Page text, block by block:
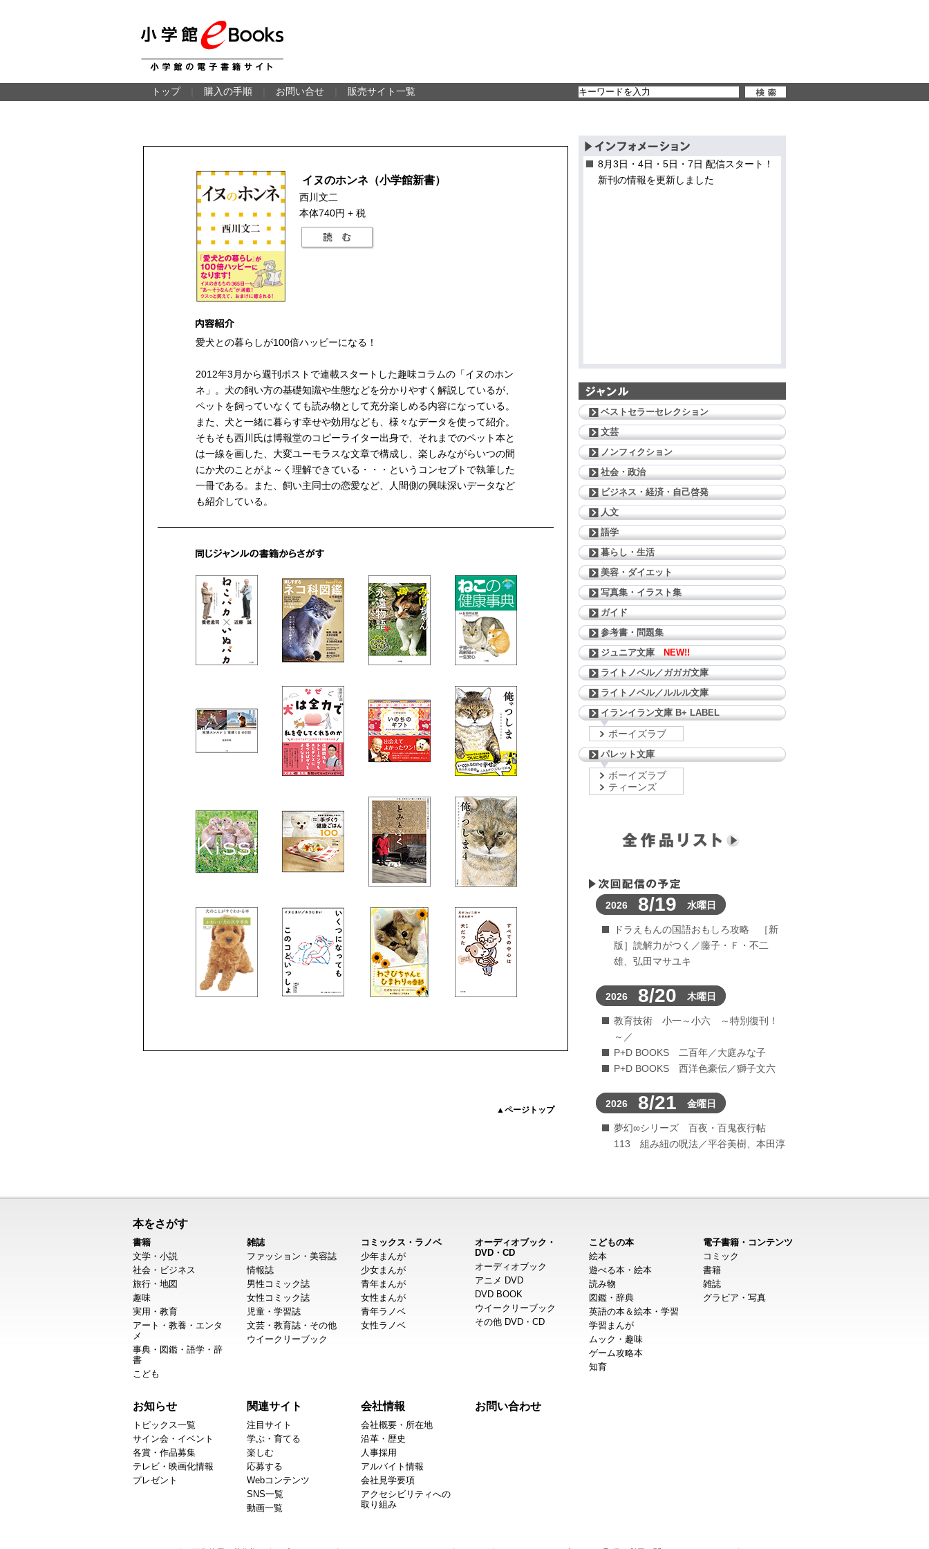
トップ 購入の手順 お問い合せ 販売サイト一覧
イヌのホンネ（小学館新書）
西川文二
本体740円 + 税
愛犬との暮らしが100倍ハッピーになる！
2012年3月から週刊ポストで連載スタートした趣味コラムの「イヌのホン
ネ」。犬の飼い方の基礎知識や生態などを分かりやすく解説しているが、
ペットを飼っていなくても読み物として充分楽しめる内容になっている。
また、犬と一緒に暮らす幸せや効用なども、様々なデータを使って紹介。
そもそも西川氏は博報堂のコピーライター出身で、それまでのペット本と
は一線を画した、大変ユーモラスな文章で構成し、楽しみながらいつの間
にか犬のことがよ～く理解できている・・・というコンセプトで執筆した
一冊である。また、飼い主同士の恋愛など、人間側の興味深いデータなど
も紹介している。
▲ページトップ
8月3日・4日・5日・7日 配信スタート！
新刊の情報を更新しました
ベストセラーセレクション
文芸
ノンフィクション
社会・政治
ビジネス・経済・自己啓発
人文
語学
暮らし・生活
美容・ダイエット
写真集・イラスト集
ガイド
参考書・問題集
ジュニア文庫
NEW!!
ライトノベル／ガガガ文庫
ライトノベル／ルルル文庫
イランイラン文庫 B+ LABEL
ボーイズラブ
パレット文庫
ボーイズラブ
ティーンズ
2026 8/19 水曜日
ドラえもんの国語おもしろ攻略 ［新
版］読解力がつく／藤子・Ｆ・不二
雄、弘田マサユキ
2026 8/20 木曜日
教育技術 小一～小六 ～特別復刊！
～／
P+D BOOKS 二百年／大庭みな子
P+D BOOKS 西洋色豪伝／獅子文六
2026 8/21 金曜日
夢幻∞シリーズ 百夜・百鬼夜行帖
113 組み紐の呪法／平谷美樹、本田淳
本をさがす
書籍
文学・小説
社会・ビジネス
旅行・地図
趣味
実用・教育
アート・教養・エンタ
メ
事典・図鑑・語学・辞
書
こども
雑誌
ファッション・美容誌
情報誌
男性コミック誌
女性コミック誌
児童・学習誌
文芸・教育誌・その他
ウイークリーブック
コミックス・ラノベ
少年まんが
少女まんが
青年まんが
女性まんが
青年ラノベ
女性ラノベ
オーディオブック・
DVD・CD
オーディオブック
アニメ DVD
DVD BOOK
ウイークリーブック
その他 DVD・CD
こどもの本
絵本
遊べる本・絵本
読み物
図鑑・辞典
英語の本＆絵本・学習
学習まんが
ムック・趣味
ゲーム攻略本
知育
電子書籍・コンテンツ
コミック
書籍
雑誌
グラビア・写真
お知らせ
トピックス一覧
サイン会・イベント
各賞・作品募集
テレビ・映画化情報
プレゼント
関連サイト
注目サイト
学ぶ・育てる
楽しむ
応募する
Webコンテンツ
SNS一覧
動画一覧
会社情報
会社概要・所在地
沿革・歴史
人事採用
アルバイト情報
会社見学要項
アクセシビリティへの
取り組み
お問い合わせ